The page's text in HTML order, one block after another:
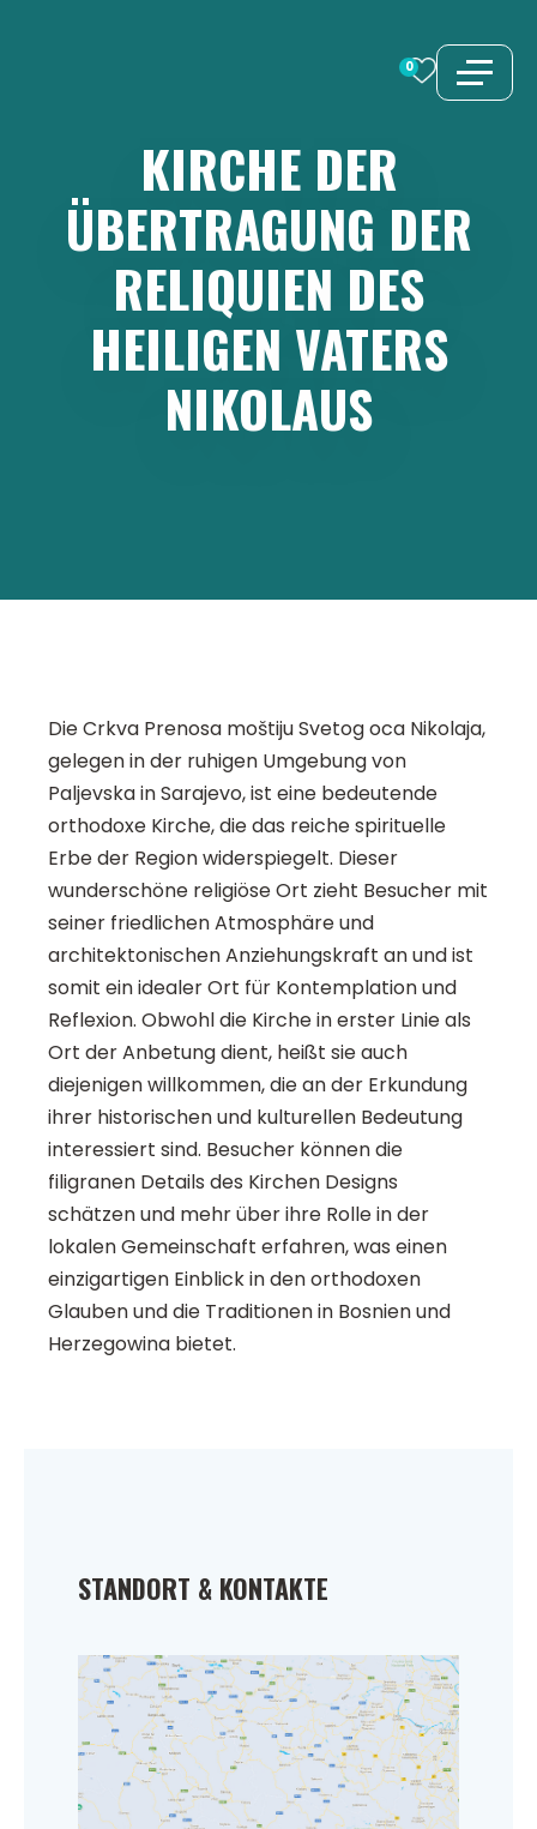
0
KIRCHE DER
ÜBERTRAGUNG DER
RELIQUIEN DES
HEILIGEN VATERS
NIKOLAUS
Die Crkva Prenosa moštiju Svetog oca Nikolaja,
gelegen in der ruhigen Umgebung von
Paljevska in Sarajevo, ist eine bedeutende
orthodoxe Kirche, die das reiche spirituelle
Erbe der Region widerspiegelt. Dieser
wunderschöne religiöse Ort zieht Besucher mit
seiner friedlichen Atmosphäre und
architektonischen Anziehungskraft an und ist
somit ein idealer Ort für Kontemplation und
Reflexion. Obwohl die Kirche in erster Linie als
Ort der Anbetung dient, heißt sie auch
diejenigen willkommen, die an der Erkundung
ihrer historischen und kulturellen Bedeutung
interessiert sind. Besucher können die
filigranen Details des Kirchen Designs
schätzen und mehr über ihre Rolle in der
lokalen Gemeinschaft erfahren, was einen
einzigartigen Einblick in den orthodoxen
Glauben und die Traditionen in Bosnien und
Herzegowina bietet.
STANDORT & KONTAKTE